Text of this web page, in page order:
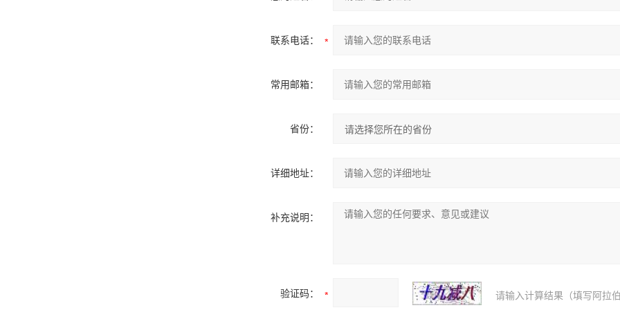
联系电话：
常用邮箱：
省份：
详细地址：
补充说明：
验证码： 请输入计算结果（填写阿拉